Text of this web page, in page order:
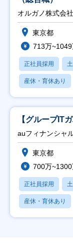
オルガノ株式会社
東京都
713万
正社員採用
産休・育休あり
【グループIT
auフィナンシャ
東京都
700万
正社員採用
産休・育休あり